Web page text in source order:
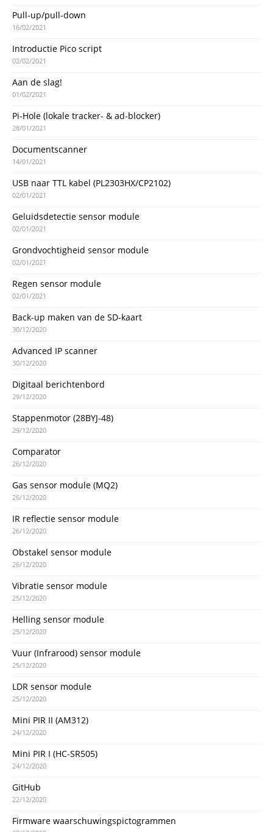
Pull-up/pull-down
16/02/2021
Introductie Pico script
02/02/2021
Aan de slag!
01/02/2021
Pi-Hole (lokale tracker- & ad-blocker)
28/01/2021
Documentscanner
14/01/2021
USB naar TTL kabel (PL2303HX/CP2102)
02/01/2021
Geluidsdetectie sensor module
02/01/2021
Grondvochtigheid sensor module
02/01/2021
Regen sensor module
02/01/2021
Back-up maken van de SD-kaart
30/12/2020
Advanced IP scanner
30/12/2020
Digitaal berichtenbord
29/12/2020
Stappenmotor (28BYJ-48)
29/12/2020
Comparator
26/12/2020
Gas sensor module (MQ2)
26/12/2020
IR reflectie sensor module
26/12/2020
Obstakel sensor module
26/12/2020
Vibratie sensor module
25/12/2020
Helling sensor module
25/12/2020
Vuur (Infrarood) sensor module
25/12/2020
LDR sensor module
25/12/2020
Mini PIR II (AM312)
24/12/2020
Mini PIR I (HC-SR505)
24/12/2020
GitHub
22/12/2020
Firmware waarschuwingspictogrammen